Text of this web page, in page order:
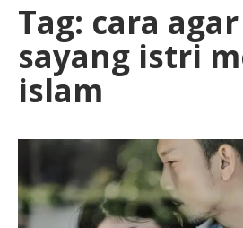
Tag: cara
sayang istri
islam